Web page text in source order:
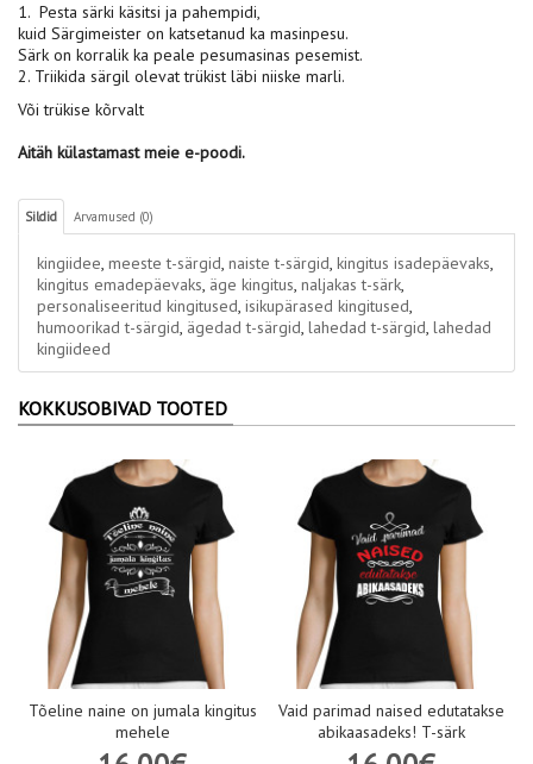
1. Pesta särki käsitsi ja pahempidi,
kuid Särgimeister on katsetanud ka masinpesu.
Särk on korralik ka peale pesumasinas pesemist.
2. Triikida särgil olevat trükist läbi niiske marli.
Või trükise kõrvalt
Aitäh külastamast meie e-poodi.
Sildid Arvamused (0)
kingiidee, meeste t-särgid, naiste t-särgid, kingitus isadepäevaks,
kingitus emadepäevaks, äge kingitus, naljakas t-särk,
personaliseeritud kingitused, isikupärased kingitused,
humoorikad t-särgid, ägedad t-särgid, lahedad t-särgid, lahedad
kingiideed
KOKKUSOBIVAD TOOTED
Tõeline naine on jumala kingitus
mehele
Vaid parimad naised edutatakse
abikaasadeks! T-särk